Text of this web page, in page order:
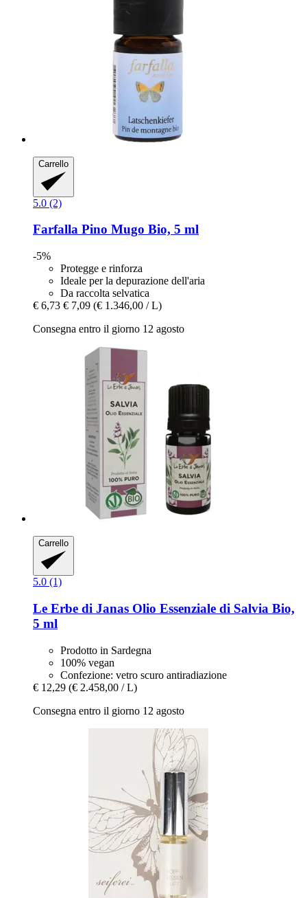
Carrello
5.0 (2)
Farfalla Pino Mugo Bio, 5 ml
-5%
Protegge e rinforza
Ideale per la depurazione dell'aria
Da raccolta selvatica
€ 6,73 € 7,09 (€ 1.346,00 / L)
Consegna entro il giorno 12 agosto
Carrello
5.0 (1)
Le Erbe di Janas Olio Essenziale di Salvia Bio,
5 ml
Prodotto in Sardegna
100% vegan
Confezione: vetro scuro antiradiazione
€ 12,29 (€ 2.458,00 / L)
Consegna entro il giorno 12 agosto